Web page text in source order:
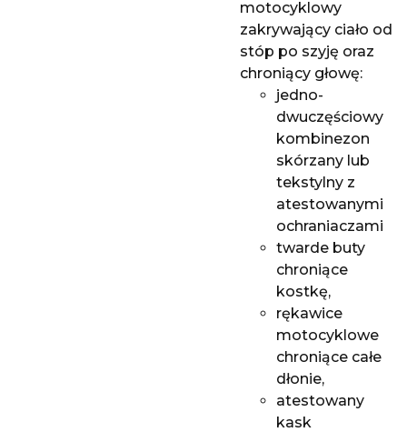
motocyklowy
zakrywający ciało od
stóp po szyję oraz
chroniący głowę:
jedno-
dwuczęściowy
kombinezon
skórzany lub
tekstylny z
atestowanymi
ochraniaczami
twarde buty
chroniące
kostkę,
rękawice
motocyklowe
chroniące całe
dłonie,
atestowany
kask